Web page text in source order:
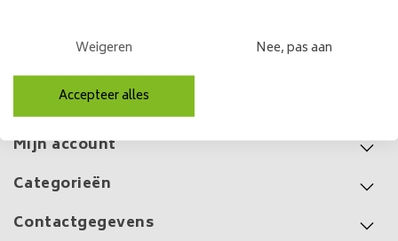
Klantenservice
Mijn account
Categorieën
Contactgegevens
Weigeren Nee, pas aan
Accepteer alles